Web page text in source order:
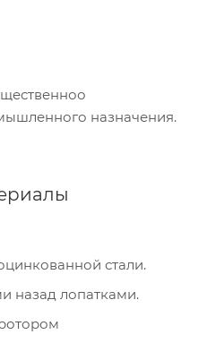
назначения.
стали.
назад лопатками.